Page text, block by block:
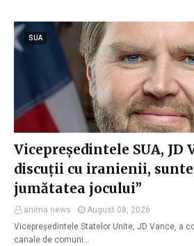
SUA
Vicepreședintele SUA, JD
discuții cu iranienii,
jumătatea jocului”
anima news
August 08, 2026
Vicepreședintele Statelor Unite, JD Vance, a
canale de comuni…